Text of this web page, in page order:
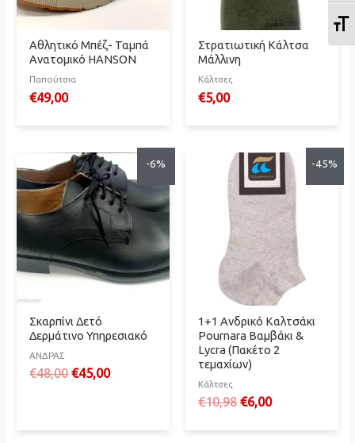
Αθλητικό Μπέζ- Ταμπά
Ανατομικό HANSON
Παπούτσια
€49,00
Στρατιωτική Κάλτσα
Μάλλινη
Κάλτσες
€5,00
-6%
Σκαρπίνι Δετό
Δερμάτινο Υπηρεσιακό
ΑΝΔΡΑΣ
€48,00Original
€45,00Η
-45%
1+1 Ανδρικό Καλτσάκι
Pournara Βαμβάκι &
Lycra (Πακέτο 2
τεμαχίων)
Κάλτσες
€10,98Original
was:
€6,00Η
τιμή